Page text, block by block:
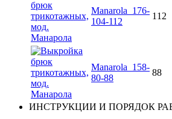
Manarola_176-
104-112
112
Manarola_158-
80-88
88
ИНСТРУКЦИИ И ПОРЯДОК